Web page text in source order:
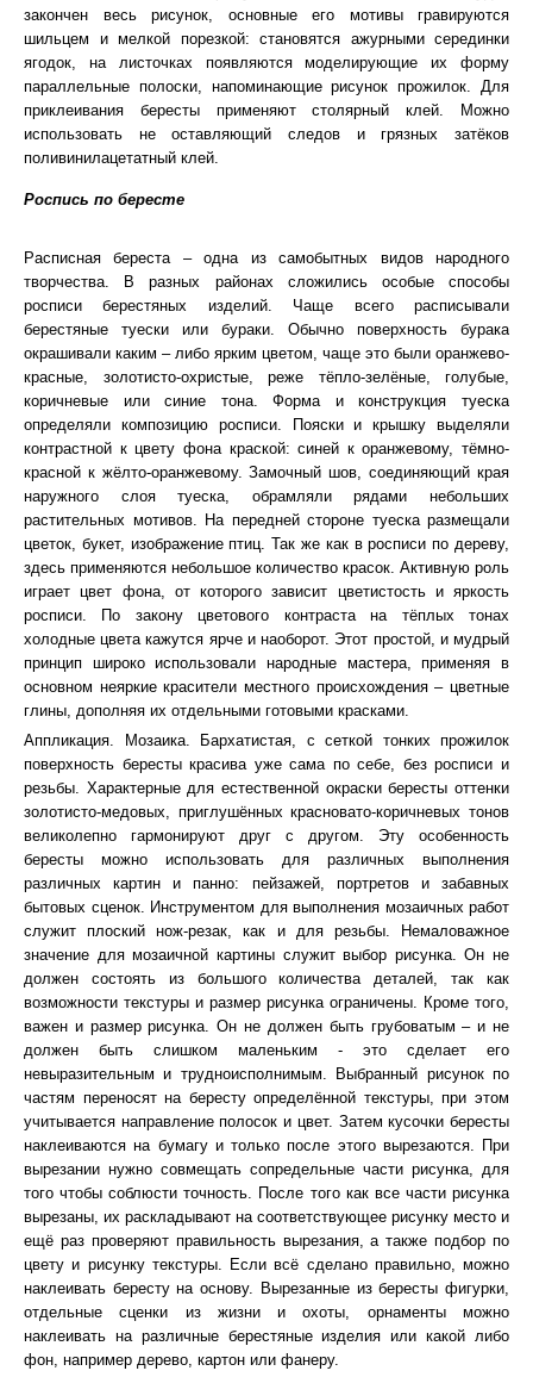
закончен весь рисунок, основные его мотивы гравируются
шильцем и мелкой порезкой: становятся ажурными серединки
ягодок, на листочках появляются моделирующие их форму
параллельные полоски, напоминающие рисунок прожилок. Для
приклеивания бересты применяют столярный клей. Можно
использовать не оставляющий следов и грязных затёков
поливинилацетатный клей.
Роспись по бересте
Расписная береста – одна из самобытных видов народного
творчества. В разных районах сложились особые способы
росписи берестяных изделий. Чаще всего расписывали
берестяные туески или бураки. Обычно поверхность бурака
окрашивали каким – либо ярким цветом, чаще это были оранжево-
красные, золотисто-охристые, реже тёпло-зелёные, голубые,
коричневые или синие тона. Форма и конструкция туеска
определяли композицию росписи. Пояски и крышку выделяли
контрастной к цвету фона краской: синей к оранжевому, тёмно-
красной к жёлто-оранжевому. Замочный шов, соединяющий края
наружного слоя туеска, обрамляли рядами небольших
растительных мотивов. На передней стороне туеска размещали
цветок, букет, изображение птиц. Так же как в росписи по дереву,
здесь применяются небольшое количество красок. Активную роль
играет цвет фона, от которого зависит цветистость и яркость
росписи. По закону цветового контраста на тёплых тонах
холодные цвета кажутся ярче и наоборот. Этот простой, и мудрый
принцип широко использовали народные мастера, применяя в
основном неяркие красители местного происхождения – цветные
глины, дополняя их отдельными готовыми красками.
Аппликация. Мозаика. Бархатистая, с сеткой тонких прожилок
поверхность бересты красива уже сама по себе, без росписи и
резьбы. Характерные для естественной окраски бересты оттенки
золотисто-медовых, приглушённых красновато-коричневых тонов
великолепно гармонируют друг с другом. Эту особенность
бересты можно использовать для различных выполнения
различных картин и панно: пейзажей, портретов и забавных
бытовых сценок. Инструментом для выполнения мозаичных работ
служит плоский нож-резак, как и для резьбы. Немаловажное
значение для мозаичной картины служит выбор рисунка. Он не
должен состоять из большого количества деталей, так как
возможности текстуры и размер рисунка ограничены. Кроме того,
важен и размер рисунка. Он не должен быть грубоватым – и не
должен быть слишком маленьким - это сделает его
невыразительным и трудноисполнимым. Выбранный рисунок по
частям переносят на бересту определённой текстуры, при этом
учитывается направление полосок и цвет. Затем кусочки бересты
наклеиваются на бумагу и только после этого вырезаются. При
вырезании нужно совмещать сопредельные части рисунка, для
того чтобы соблюсти точность. После того как все части рисунка
вырезаны, их раскладывают на соответствующее рисунку место и
ещё раз проверяют правильность вырезания, а также подбор по
цвету и рисунку текстуры. Если всё сделано правильно, можно
наклеивать бересту на основу. Вырезанные из бересты фигурки,
отдельные сценки из жизни и охоты, орнаменты можно
наклеивать на различные берестяные изделия или какой либо
фон, например дерево, картон или фанеру.